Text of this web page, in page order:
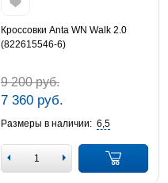
Кроссовки Anta WN Walk 2.0
(822615546-6)
9 200 руб.
7 360 руб.
Размеры в наличии: 6,5